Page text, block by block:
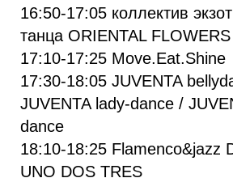
16:50-17:05 коллектив
танца ORIENTAL FLOWERS
17:10-17:25 Move.Eat.Shine
17:30-18:05 JUVENTA
JUVENTA lady-dance /
dance
18:10-18:25 Flamenco&jazz
UNO DOS TRES